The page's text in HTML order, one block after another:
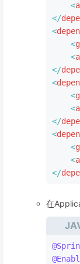
<
</
<
<
<
</
<
<
<
</
<
<
<
</
在